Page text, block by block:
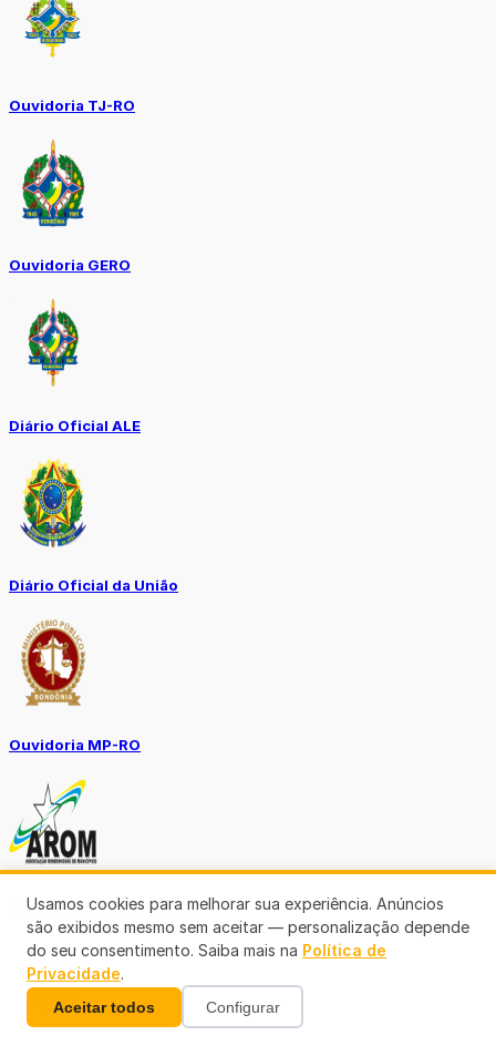
Ouvidoria TJ-RO
Ouvidoria GERO
Diário Oficial ALE
Diário Oficial da União
Ouvidoria MP-RO
Diário Oficial Municípios
Usamos cookies para melhorar sua experiência. Anúncios
são exibidos mesmo sem aceitar — personalização depende
do seu consentimento. Saiba mais na Política de
Privacidade.
Aceitar todos Configurar